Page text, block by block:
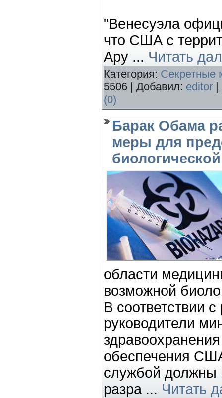
"Венесуэла
что США с
Ару ... Читать
Категория: Секретные
5506 | Добавил: editor
(0)
Барак Обама
меры для
области
возможной
В соответствии
руководители
обеспечения
службой должны
разра ... Читать